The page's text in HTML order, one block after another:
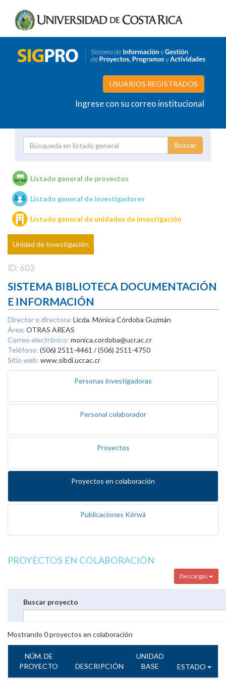
USUARIOS REGISTRADOS
Ingrese con su correo institucional
Unidades de investigación
Listado general de proyectos
Listado general de investigadores
Listado general de unidades de investigación
Unidad de Investigación
ID: 603
SISTEMA BIBLIOTECA DOCUMENTACIÓN
E INFORMACIÓN
Director o directora: Licda. Mónica Córdoba Guzmán
Área: OTRAS AREAS
Correo electrónico: monica.cordoba@ucr.ac.cr
Teléfono: (506) 2511-4461 / (506) 2511-4750
Sitio web: www.sibdi.ucr.ac.cr
Personas investigadoras
Personal colaborador
Proyectos
Proyectos en colaboración
Publicaciones Kérwá
PROYECTOS EN COLABORACIÓN
Descargas
Buscar proyecto
Mostrando 0proyectos en colaboración
NÚM. DE
PROYECTO
DESCRIPCIÓN
UNIDAD
BASE
ESTADO